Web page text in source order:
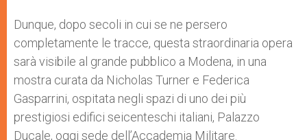
Dunque, dopo secoli in cui se ne persero
completamente le tracce, questa straordinaria opera
sarà visibile al grande pubblico a Modena, in una
mostra curata da Nicholas Turner e Federica
Gasparrini, ospitata negli spazi di uno dei più
prestigiosi edifici seicenteschi italiani, Palazzo
Ducale, oggi sede dell’Accademia Militare.